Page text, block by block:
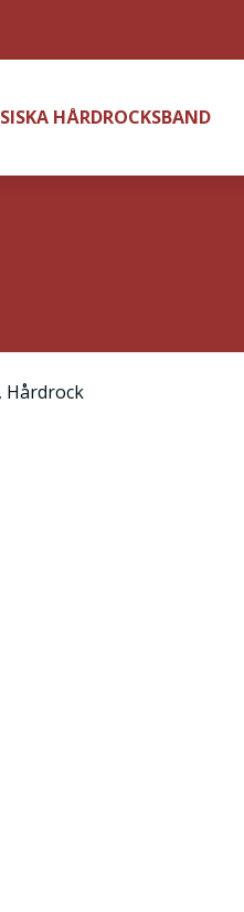
HÅRDROCKSBAND
, Hårdrock